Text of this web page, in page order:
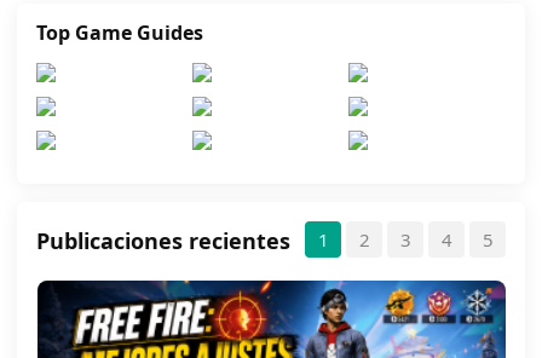
Top Game Guides
Publicaciones recientes 1 2 3 4 5